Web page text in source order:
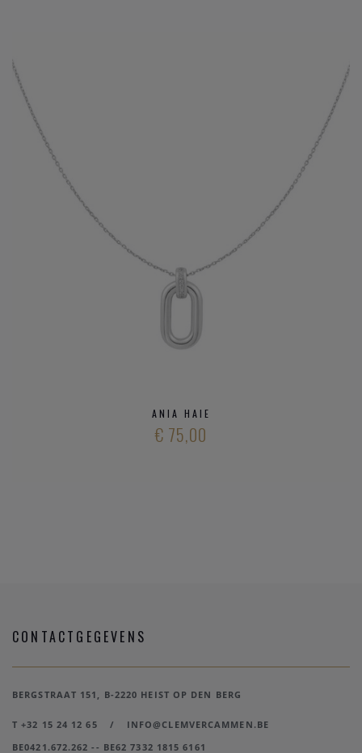
ANIA HAIE
€ 75,00
CONTACTGEGEVENS
BERGSTRAAT 151, B-2220 HEIST OP DEN BERG
T +32 15 24 12 65 /
INFO@CLEMVERCAMMEN.BE
BE0421.672.262 -- BE62 7332 1815 6161